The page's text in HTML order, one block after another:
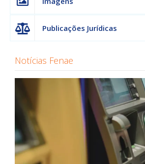
Publicações Jurídicas
Notícias Fenae